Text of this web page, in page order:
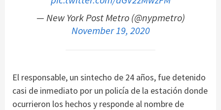
— New York Post Metro (@nypmetro)
November 19, 2020
El responsable, un sintecho de 24 años, fue detenido
casi de inmediato por un policía de la estación donde
ocurrieron los hechos y responde al nombre de